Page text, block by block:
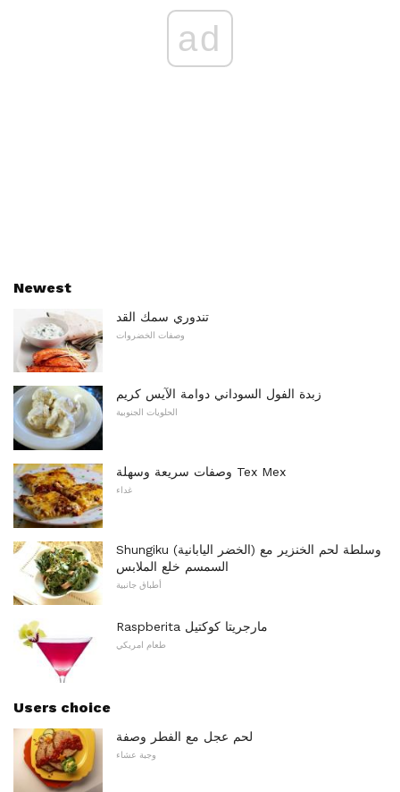
ad
Newest
تندوري سمك القد
وصفات الخضروات
زبدة الفول السوداني دوامة الآيس كريم
الحلويات الجنوبية
وصفات سريعة وسهلة Tex Mex
غداء
Shungiku (الخضر اليابانية) وسلطة لحم الخنزير مع
السمسم خلع الملابس
أطباق جانبية
Raspberita مارجريتا كوكتيل
طعام امريكي
Users choice
لحم عجل مع الفطر وصفة
وجبة عشاء